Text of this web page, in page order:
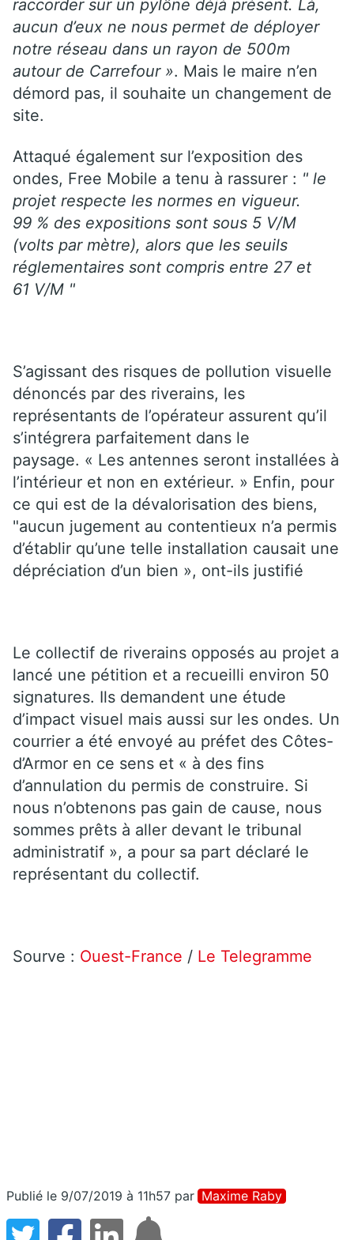
raccorder sur un pylône déjà présent. Là,
aucun d’eux ne nous permet de déployer
notre réseau dans un rayon de 500m
autour de Carrefour ». Mais le maire n’en
démord pas, il souhaite un changement de
site.
Attaqué également sur l’exposition des
ondes, Free Mobile a tenu à rassurer : " le
projet respecte les normes en vigueur.
99 % des expositions sont sous 5 V/M
(volts par mètre), alors que les seuils
réglementaires sont compris entre 27 et
61 V/M "
S’agissant des risques de pollution visuelle
dénoncés par des riverains, les
représentants de l’opérateur assurent qu’il
s’intégrera parfaitement dans le
paysage. « Les antennes seront installées à
l’intérieur et non en extérieur. » Enfin, pour
ce qui est de la dévalorisation des biens,
"aucun jugement au contentieux n’a permis
d’établir qu’une telle installation causait une
dépréciation d’un bien », ont-ils justifié
Le collectif de riverains opposés au projet a
lancé une pétition et a recueilli environ 50
signatures. Ils demandent une étude
d’impact visuel mais aussi sur les ondes. Un
courrier a été envoyé au préfet des Côtes-
d’Armor en ce sens et « à des fins
d’annulation du permis de construire. Si
nous n’obtenons pas gain de cause, nous
sommes prêts à aller devant le tribunal
administratif », a pour sa part déclaré le
représentant du collectif.
Sourve : Ouest-France / Le Telegramme
Publié le 9/07/2019 à 11h57 par Maxime Raby